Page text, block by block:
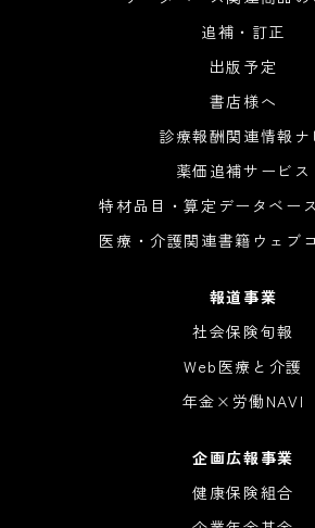
追補・訂正
出版予定
書店様へ
診療報酬関連情報ナ
薬価追補サービス
特材品目・算定データベー
医療・介護関連書籍ウェブ
報道事業
社会保険旬報
Web医療と介護
年金×労働NAVI
企画広報事業
健康保険組合